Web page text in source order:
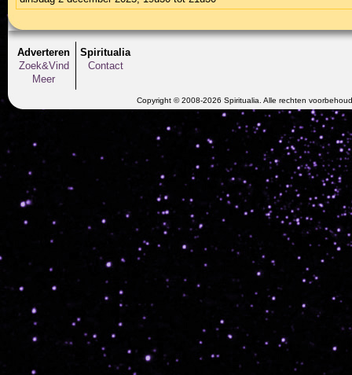
Adverteren
Zoek&Vind
Meer
Spiritualia
Contact
Copyright © 2008-2026 Spiritualia. Alle rechten